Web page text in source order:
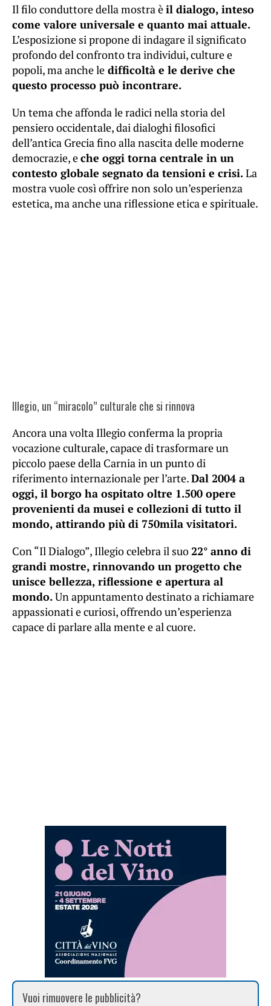
Il filo conduttore della mostra èil dialogo, inteso
come valore universale e quanto mai attuale.
L’esposizione si propone di indagare il significato
profondo del confronto tra individui, culture e
popoli, ma anche le difficoltà e le derive che
questo processo può incontrare.
Un tema che affonda le radici nella storia del
pensiero occidentale, dai dialoghi filosofici
dell’antica Grecia fino alla nascita delle moderne
democrazie, eche oggi torna centrale in un
contesto globale segnato da tensioni e crisi.La
mostra vuole così offrire non solo un’esperienza
estetica, ma anche una riflessione etica e spirituale.
Illegio, un “miracolo” culturale che si rinnova
Ancora una volta Illegio conferma la propria
vocazione culturale, capace di trasformare un
piccolo paese della Carnia in un punto di
riferimento internazionale per l’arte.Dal 2004 a
oggi, il borgo ha ospitato oltre 1.500 opere
provenienti da musei e collezioni di tutto il
mondo, attirando più di 750mila visitatori.
Con “Il Dialogo”, Illegio celebra il suo 22° anno di
grandi mostre, rinnovando un progetto che
unisce bellezza, riflessione e apertura al
mondo.Un appuntamento destinato a richiamare
appassionati e curiosi, offrendo un’esperienza
capace di parlare alla mente e al cuore.
Vuoi rimuovere le pubblicità?